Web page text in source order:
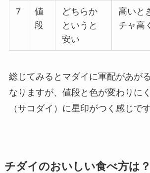
7
値
段
どちらか
というと
安い
高いと
チャ高
総じてみるとマダイに軍配があが
なりますが、値段と色が変わりに
（サコダイ）に星印がつく感じです
チダイのおいしい食べ方は？